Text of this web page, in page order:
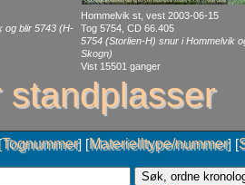
og blir 5743 (H-
Hommelvik st, vest 2003-06-15
Tog 5754, CD 66.405
5754 (Storlien-H) snur i Hommelvik
Skogn)
Vist 15501 ganger
standplasser
Tognummer] [Materielltype/nummer] [